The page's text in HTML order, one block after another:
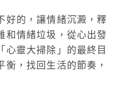
好的，讓情緒沉澱，釋
和情緒垃圾，從心出發
心靈大掃除」的最終目
衡，找回生活的節奏，